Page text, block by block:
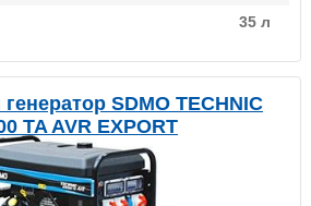
35 л
SDMO TECHNIC
TA AVR EXPORT